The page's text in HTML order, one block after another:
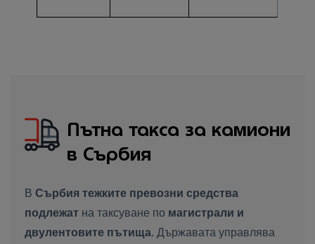
Пътна такса за камиони
в Сърбия
В Сърбия тежките превозни средства
подлежат на таксуване по магистрали и
двулентовите пътища. Държавата управлява